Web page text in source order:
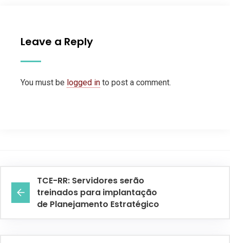
Leave a Reply
You must be logged in to post a comment.
TCE-RR: Servidores serão
treinados para implantação
de Planejamento Estratégico